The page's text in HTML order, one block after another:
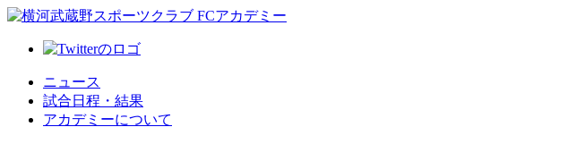
ニュース
試合日程・結果
アカデミーについて